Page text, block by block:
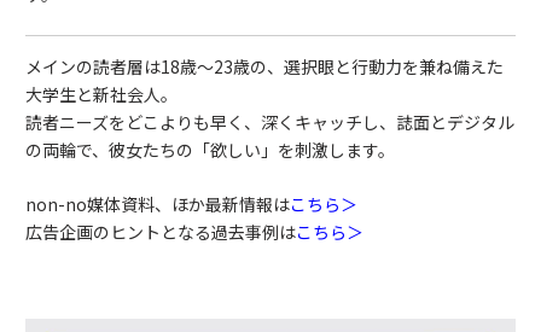
メインの読者層は18歳～23歳の、選択眼と行動力を兼ね備えた
大学生と新社会人。
読者ニーズをどこよりも早く、深くキャッチし、誌面とデジタル
の両輪で、彼女たちの「欲しい」を刺激します。
non-no媒体資料、ほか最新情報はこちら＞
広告企画のヒントとなる過去事例はこちら＞